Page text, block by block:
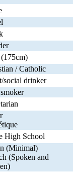
/ Catholic
social drinker
High School
(Minimal)
(Spoken and